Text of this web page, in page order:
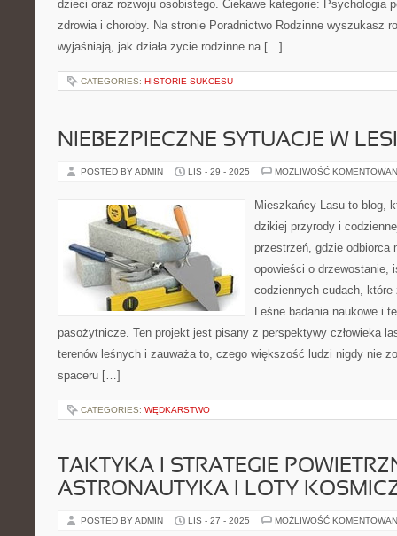
dzieci oraz rozwoju osobistego. Ciekawe kategorie: Psychologia
zdrowia i choroby. Na stronie Poradnictwo Rodzinne wyszukasz
wyjaśniają, jak działa życie rodzinne na […]
CATEGORIES: HISTORIE SUKCESU
NIEBEZPIECZNE SYTUACJE W
POSTED BY ADMIN LIS - 29 - 2025 MOŻLIWOŚĆ
Mieszkańcy Lasu to blog,
dzikiej przyrody i
przestrzeń, gdzie odbiorca
opowieści o drzewostanie,
codziennych cudach, które
Leśne badania naukowe i
pasożytnicze. Ten projekt jest pisany z perspektywy człowieka
terenów leśnych i zauważa to, czego większość ludzi nigdy nie
spaceru […]
CATEGORIES: WĘDKARSTWO
TAKTYKA I STRATEGIE
ASTRONAUTYKA I LOTY
POSTED BY ADMIN LIS - 27 - 2025 MOŻLIWOŚĆ